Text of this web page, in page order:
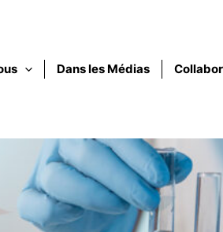
Dans les Médias